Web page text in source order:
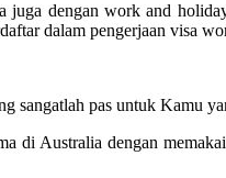
dengan work and
dalam pengerjaan visa
sangatlah pas untuk Kamu
di Australia dengan